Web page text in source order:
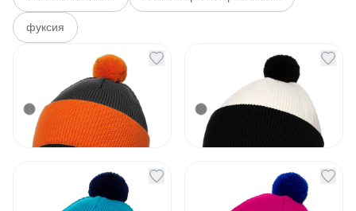
фуксия
Шапка Snappy темно-
серая с оранжевым
131881
В наличии 790₽
Шапка Snappy белая
131882
В наличии
Шапка Snappy
бирюзовая с синим
131883
Шапка Snappy
розовая фуксия с
синим131884